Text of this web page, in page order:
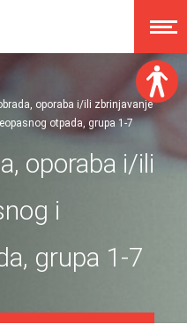
Veličina fonta:
A A A A
Kontrast:
oporaba i/ili zbrinjavanje
otpada, grupa 1-7
oporaba i/ili
i
grupa 1-7